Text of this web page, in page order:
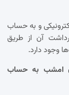
و به حساب
آن از طریق
وجود دارد.
امشب به حساب